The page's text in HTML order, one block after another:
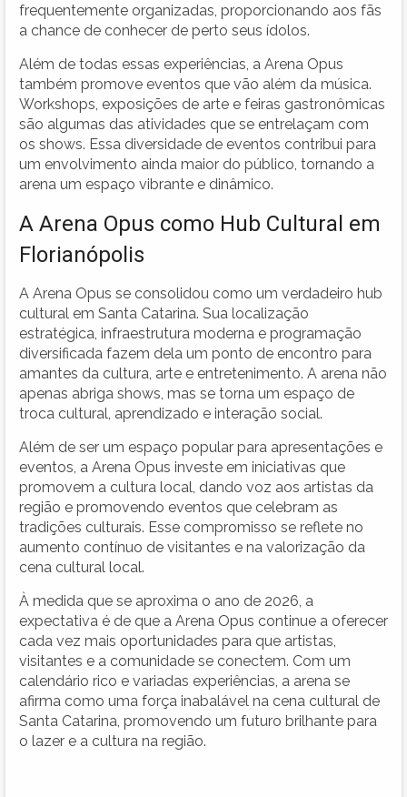
frequentemente organizadas, proporcionando aos fãs
a chance de conhecer de perto seus ídolos.
Além de todas essas experiências, a Arena Opus
também promove eventos que vão além da música.
Workshops, exposições de arte e feiras gastronômicas
são algumas das atividades que se entrelaçam com
os shows. Essa diversidade de eventos contribui para
um envolvimento ainda maior do público, tornando a
arena um espaço vibrante e dinâmico.
A Arena Opus como Hub Cultural em
Florianópolis
A Arena Opus se consolidou como um verdadeiro hub
cultural em Santa Catarina. Sua localização
estratégica, infraestrutura moderna e programação
diversificada fazem dela um ponto de encontro para
amantes da cultura, arte e entretenimento. A arena não
apenas abriga shows, mas se torna um espaço de
troca cultural, aprendizado e interação social.
Além de ser um espaço popular para apresentações e
eventos, a Arena Opus investe em iniciativas que
promovem a cultura local, dando voz aos artistas da
região e promovendo eventos que celebram as
tradições culturais. Esse compromisso se reflete no
aumento contínuo de visitantes e na valorização da
cena cultural local.
À medida que se aproxima o ano de 2026, a
expectativa é de que a Arena Opus continue a oferecer
cada vez mais oportunidades para que artistas,
visitantes e a comunidade se conectem. Com um
calendário rico e variadas experiências, a arena se
afirma como uma força inabalável na cena cultural de
Santa Catarina, promovendo um futuro brilhante para
o lazer e a cultura na região.